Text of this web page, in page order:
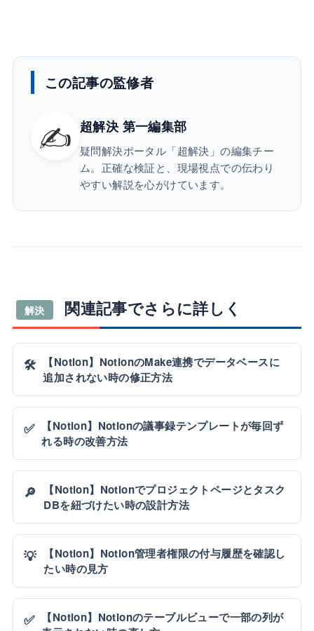
この記事の監修者
✍️ 超解決 第一編集部
疑問解決ポータル「超解決」の編集チー
ム。正確な検証と、現場視点での伝わり
やすい解説を心がけています。
解決 関連記事でさらに詳しく
🛠️
【Notion】NotionのMake連携でデータベースに
追加されない時の修正方法
✅
【Notion】Notionの議事録テンプレートが毎回ず
れる時の改善方法
🔎
【Notion】Notionでプロジェクトページとタスク
DBを紐づけたい時の設計方法
💡
【Notion】Notion管理者権限の付与履歴を確認し
たい時の見方
✅
【Notion】Notionのテーブルビューで一部の列が